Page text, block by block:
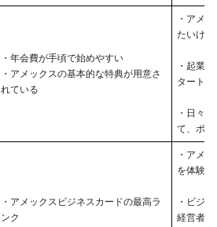
・年会費が手頃で始めやすい
・アメックスの基本的な特典が用意さ
れている
・アメ
たいけれ
・起業
タートア
・日々
て、ポイ
・アメックスビジネスカードの最高ラ
ンク
・アメ
を体験
・ビジ
経営者